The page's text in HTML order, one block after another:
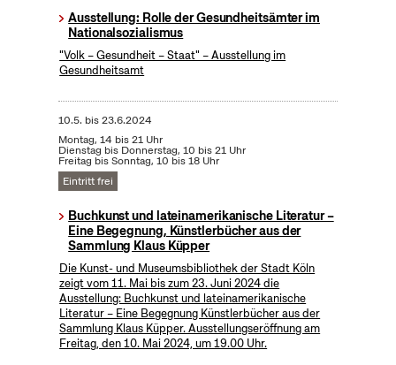
Ausstellung: Rolle der Gesundheitsämter im
Nationalsozialismus
"Volk – Gesundheit – Staat" – Ausstellung im
Gesundheitsamt
10.5. bis23.6.2024
Montag, 14 bis 21 Uhr
Dienstag bis Donnerstag, 10 bis 21 Uhr
Freitag bis Sonntag, 10 bis 18 Uhr
Eintritt frei
Buchkunst und lateinamerikanische Literatur –
Eine Begegnung, Künstlerbücher aus der
Sammlung Klaus Küpper
Die Kunst- und Museumsbibliothek der Stadt Köln
zeigt vom 11. Mai bis zum 23. Juni 2024 die
Ausstellung: Buchkunst und lateinamerikanische
Literatur – Eine Begegnung Künstlerbücher aus der
Sammlung Klaus Küpper. Ausstellungseröffnung am
Freitag, den 10. Mai 2024, um 19.00 Uhr.